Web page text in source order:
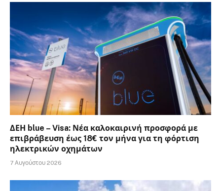
ΔΕΗ blue – Visa: Νέα καλοκαιρινή προσφορά με
επιβράβευση έως 18€ τον μήνα για τη φόρτιση
ηλεκτρικών οχημάτων
7 Αυγούστου 2026